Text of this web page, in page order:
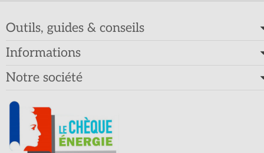
Outils, guides & conseils
Informations
Notre société